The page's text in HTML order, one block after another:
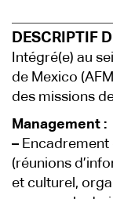
DESCRIPTIF
Intégré(e) au
de Mexico
des missions
Management :
– Encadrement
(réunions
et culturel,